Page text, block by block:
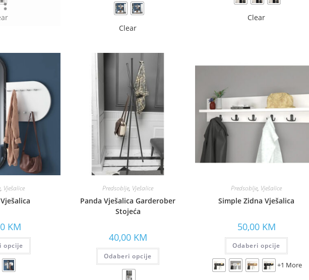
Clear
Clear
, Vješalice
KM
opcije
Predsoblje, Vješalice
Panda Vješalica Garderober
Stojeća
40,00 KM
Odaberi opcije
Predsoblje, Vješalice
Simple Zidna Vješalica
50,00 KM
Odaberi opcije
+1 More